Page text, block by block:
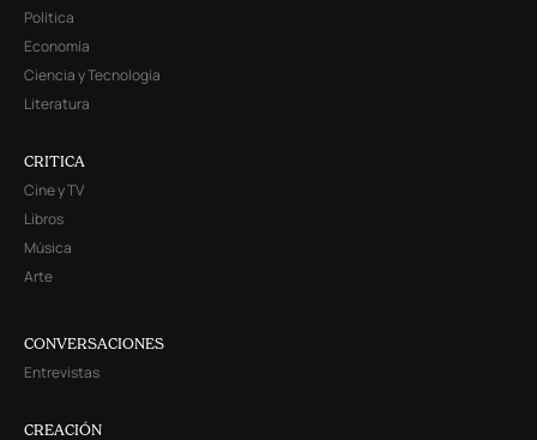
Política
Economía
Ciencia y Tecnología
Literatura
CRITICA
Cine y TV
Libros
Música
Arte
CONVERSACIONES
Entrevistas
CREACIÓN